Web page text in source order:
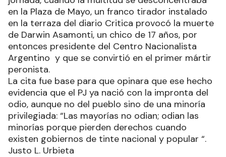
en la Plaza de Mayo, un franco tirador instalado
en la terraza del diario Critica provocó la muerte
de Darwin Asamonti, un chico de 17 años, por
entonces presidente del Centro Nacionalista
Argentino y que se convirtió en el primer mártir
peronista.
La cita fue base para que opinara que ese hecho
evidencia que el PJ ya nació con la impronta del
odio, aunque no del pueblo sino de una minoría
privilegiada: “Las mayorías no odian; odian las
minorías porque pierden derechos cuando
existen gobiernos de tinte nacional y popular “.
Justo L. Urbieta